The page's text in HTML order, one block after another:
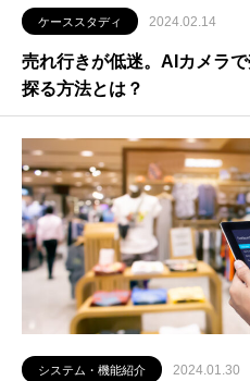
ケーススタディ 2024.02.14
売れ行きが低迷。AIカメラ
探る方法とは？
システム・機能紹介 2024.01.30